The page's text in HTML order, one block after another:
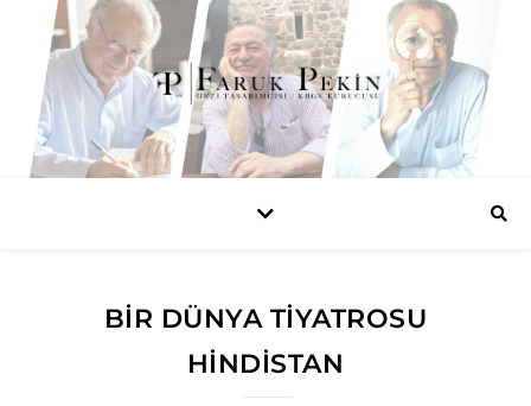
BIR DÜNYA TIYATROSU
HİNDİSTAN